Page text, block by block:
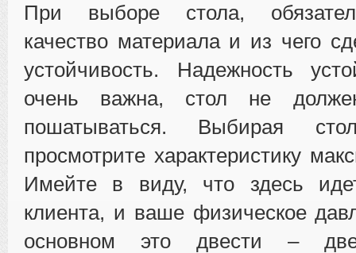
При выборе стола,
качество материала и из чего
устойчивость. Надежность
очень важна, стол не
пошатываться. Выбирая
просмотрите характеристику
Имейте в виду, что здесь
клиента, и ваше физическое
основном это двести –